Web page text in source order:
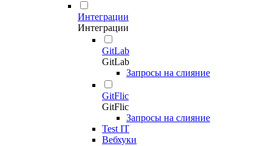
Интеграции
Интеграции
GitLab
GitLab
Запросы на слияние
GitFlic
GitFlic
Запросы на слияние
Test IT
Вебхуки